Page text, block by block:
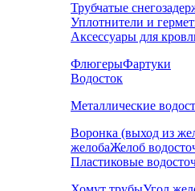
Трубчатые
Уплотнители и
Аксессуары для
ФлюгерыФартуки
Водосток
Металлические
Воронка (выход из
желобаЖелоб
Пластиковые